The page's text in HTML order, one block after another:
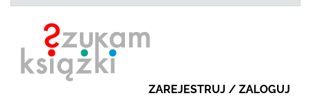
ZAREJESTRUJ / ZALOGUJ